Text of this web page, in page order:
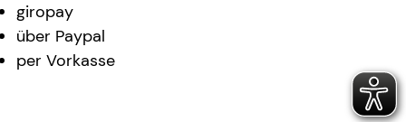
giropay
über Paypal
per Vorkasse